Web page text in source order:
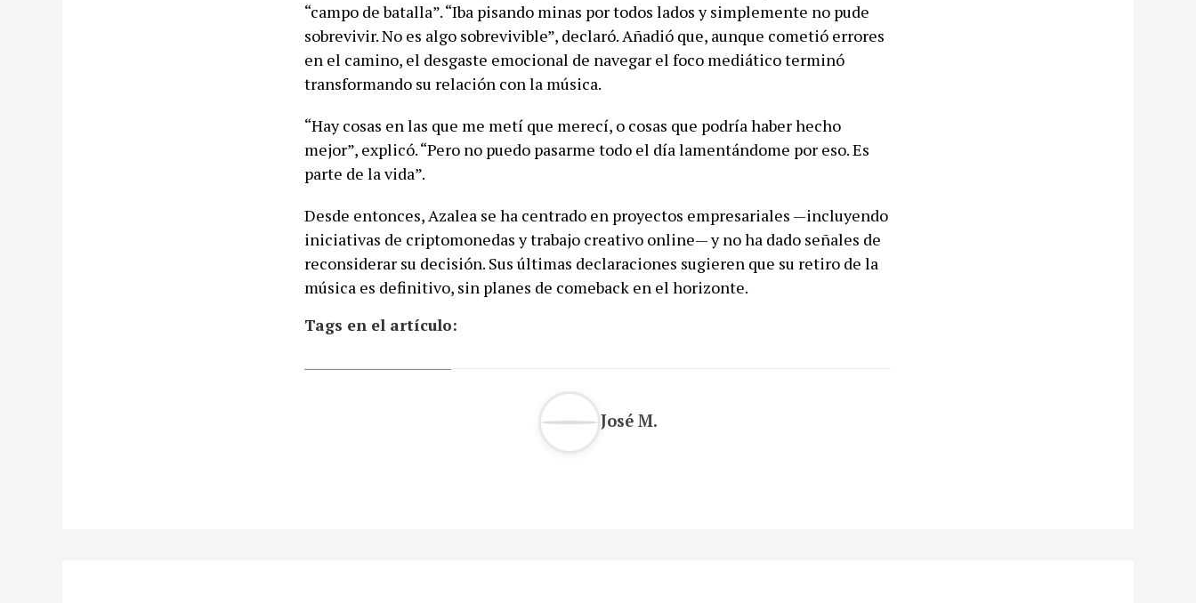
“campo de batalla”. “Iba pisando minas por todos lados y simplemente no pude
sobrevivir. No es algo sobrevivible”, declaró. Añadió que, aunque cometió errores
en el camino, el desgaste emocional de navegar el foco mediático terminó
transformando su relación con la música.
“Hay cosas en las que me metí que merecí, o cosas que podría haber hecho
mejor”, explicó. “Pero no puedo pasarme todo el día lamentándome por eso. Es
parte de la vida”.
Desde entonces, Azalea se ha centrado en proyectos empresariales —incluyendo
iniciativas de criptomonedas y trabajo creativo online— y no ha dado señales de
reconsiderar su decisión. Sus últimas declaraciones sugieren que su retiro de la
música es definitivo, sin planes de comeback en el horizonte.
Tags en el artículo:
José M.